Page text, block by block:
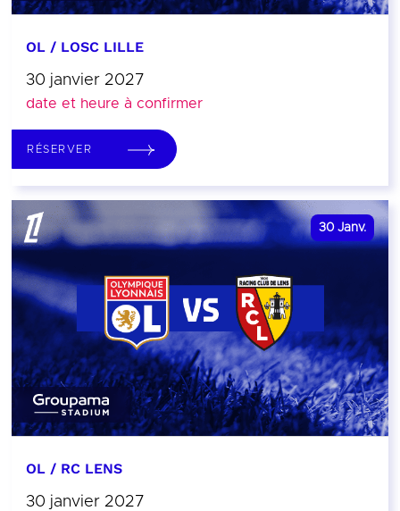
OL / LOSC LILLE
30 janvier 2027
date et heure à confirmer
RÉSERVER
30 Janv.
OL / RC LENS
30 janvier 2027